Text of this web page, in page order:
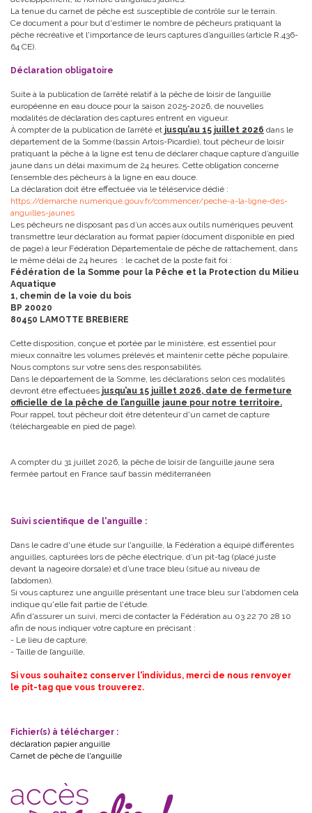
La tenue du carnet de pêche est susceptible de contrôle sur le terrain.
Ce document a pour but d'estimer le nombre de pêcheurs pratiquant la
pêche récréative et l'importance de leurs captures d’anguilles (article R.436-
64 CE).
Déclaration obligatoire
Suite à la publication de l’arrêté relatif à la pêche de loisir de l’anguille
européenne en eau douce pour la saison 2025-2026, de nouvelles
modalités de déclaration des captures entrent en vigueur.
À compter de la publication de l’arrêté et jusqu’au 15 juillet 2026 dans le
département de la Somme (bassin Artois-Picardie), tout pêcheur de loisir
pratiquant la pêche à la ligne est tenu de déclarer chaque capture d’anguille
jaune dans un délai maximum de 24 heures. Cette obligation concerne
l’ensemble des pêcheurs à la ligne en eau douce.
La déclaration doit être effectuée via le téléservice dédié :
https://demarche.numerique.gouv.fr/commencer/peche-a-la-ligne-des-
anguilles-jaunes
Les pêcheurs ne disposant pas d’un accès aux outils numériques peuvent
transmettre leur déclaration au format papier (document disponible en pied
de page) à leur Fédération Départementale de pêche de rattachement, dans
le même délai de 24 heures : le cachet de la poste fait foi :
Fédération de la Somme pour la Pêche et la Protection du Milieu
Aquatique
1, chemin de la voie du bois
BP 20020
80450 LAMOTTE BREBIERE
Cette disposition, conçue et portée par le ministère, est essentiel pour
mieux connaître les volumes prélevés et maintenir cette pêche populaire.
Nous comptons sur votre sens des responsabilités.
Dans le dépoartement de la Somme, les déclarations selon ces modalités
devront être effectuées jusqu’au 15 juillet 2026, date de fermeture
officielle de la pêche de l’anguille jaune pour notre territoire.
Pour rappel, tout pêcheur doit être détenteur d'un carnet de capture
(téléchargeable en pied de page).
A compter du 31 juillet 2026, la pêche de loisir de l’anguille jaune sera
fermée partout en France sauf bassin méditerranéen
Suivi scientifique de l'anguille :
Dans le cadre d'une étude sur l'anguille, la Fédération a équipé différentes
anguilles, capturées lors de pêche électrique, d’un pit-tag (placé juste
devant la nageoire dorsale) et d’une trace bleu (situé au niveau de
l’abdomen).
Si vous capturez une anguille présentant une trace bleu sur l'abdomen cela
indique qu'elle fait partie de l'étude.
Afin d'assurer un suivi, merci de contacter la Fédération au 03 22 70 28 10
afin de nous indiquer votre capture en précisant :
- Le lieu de capture,
- Taille de l’anguille,
Si vous souhaitez conserver l'individus, merci de nous renvoyer
le pit-tag que vous trouverez.
Fichier(s) à télécharger :
déclaration papier anguille
Carnet de pêche de l'anguille